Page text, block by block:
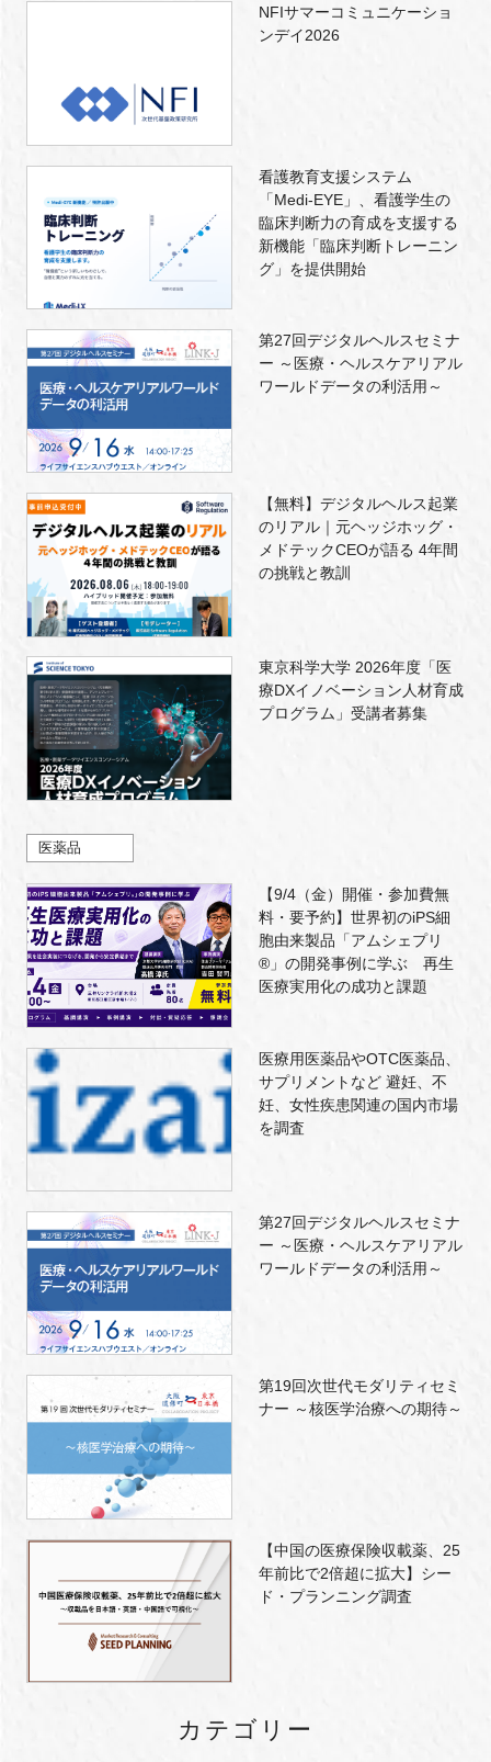
NFIサマーコミュニケーショ
ンデイ2026
看護教育支援システム
「Medi-EYE」、看護学生の
臨床判断力の育成を支援する
新機能「臨床判断トレーニン
グ」を提供開始
第27回デジタルヘルスセミナ
ー ～医療・ヘルスケアリアル
ワールドデータの利活用～
【無料】デジタルヘルス起業
のリアル｜元ヘッジホッグ・
メドテックCEOが語る 4年間
の挑戦と教訓
東京科学大学 2026年度「医
療DXイノベーション人材育成
プログラム」受講者募集
医薬品
【9/4（金）開催・参加費無
料・要予約】世界初のiPS細
胞由来製品「アムシェプリ
®」の開発事例に学ぶ 再生
医療実用化の成功と課題
医療用医薬品やOTC医薬品、
サプリメントなど 避妊、不
妊、女性疾患関連の国内市場
を調査
第27回デジタルヘルスセミナ
ー ～医療・ヘルスケアリアル
ワールドデータの利活用～
第19回次世代モダリティセミ
ナー ～核医学治療への期待～
【中国の医療保険収載薬、25
年前比で2倍超に拡大】シー
ド・プランニング調査
カテゴリー